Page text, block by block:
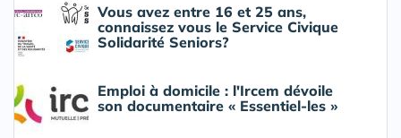
Vous avez entre 16 et 25 ans,
connaissez vous le Service Civique
Solidarité Seniors?
Emploi à domicile : l'Ircem dévoile
son documentaire « Essentiel-les »